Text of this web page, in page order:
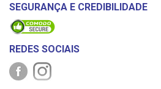
SEGURANÇA E CREDIBILIDADE
REDES SOCIAIS